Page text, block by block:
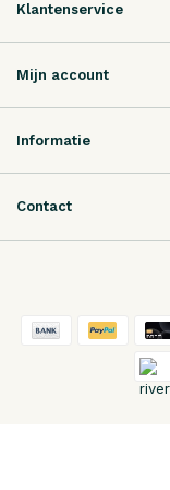
Klantenservice
Mijn account
Informatie
Contact